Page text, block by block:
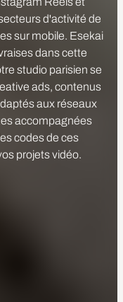
d'activité de
sur mobile. Esekai
dans cette
studio parisien se
ads, contenus
aux réseaux
accompagnées
codes de ces
projets vidéo.